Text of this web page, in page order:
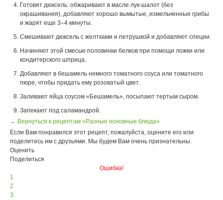
Готовят дюксель: обжаривают в масле лук-шалот (без
окрашивания), добавляют хорошо вымытые, измельченные грибы
и жарят еще 3–4 минуты.
Смешивают дюксель с желтками и петрушкой и добавляют специи.
Начиняют этой смесью половинки белков при помощи ложки или
кондитерского шприца.
Добавляют в бешамель немного томатного соуса или томатного
пюре, чтобы придать ему розоватый цвет.
Заливают яйца соусом «Бешамель», посыпают тертым сыром.
Запекают под саламандрой.
← Вернуться к рецептам «Разные основные блюда»
Если Вам понравился этот рецепт, пожалуйста, оцените его или
поделитесь им с друзьями. Мы будем Вам очень признательны.
Оценить
Поделиться
Ошибка!
1
2
3